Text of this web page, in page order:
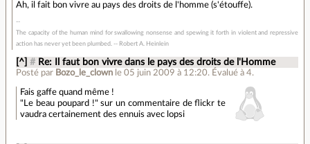
Ah, il fait bon vivre au pays des droits de l'homme (s'étouffe).
The capacity of the human mind for swallowing nonsense and spewing it forth in violent and repressive
action has never yet been plumbed. -- Robert A. Heinlein
[^] # Re: Il faut bon vivre dans le pays des droits de l'Homme
Posté par Bozo_le_clown le 05 juin 2009 à 12:20. Évalué à4.
Fais gaffe quand même !
"Le beau poupard !" sur un commentaire de flickr te
vaudra certainement des ennuis avec lopsi